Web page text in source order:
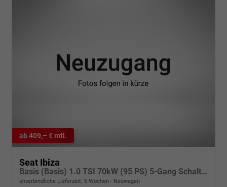
ab 409,– € mtl.
Seat Ibiza
Basis (Basis) 1.0 TSI 70kW (95 PS) 5-Gang Schaltgetriebe
unverbindliche Lieferzeit: 6 Wochen Neuwagen